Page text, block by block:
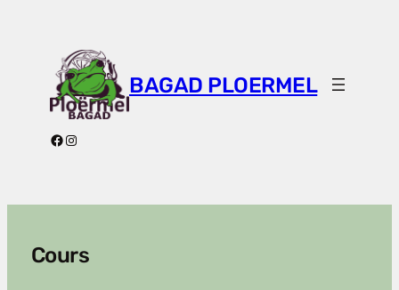
BAGAD PLOERMEL
Facebook
Instagram
Cours